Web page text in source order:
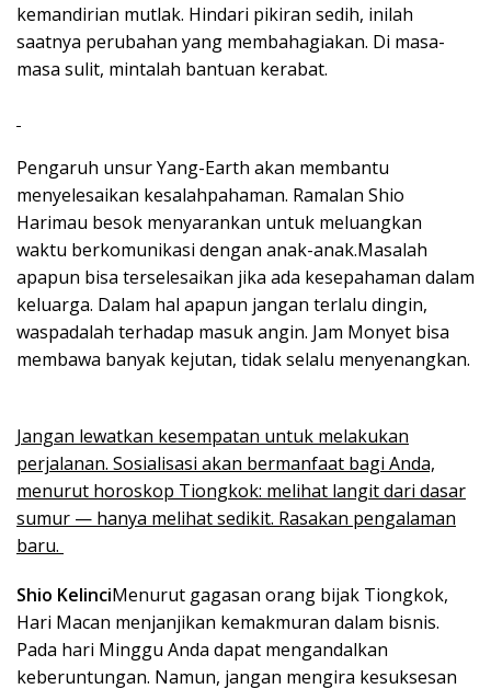
kemandirian mutlak. Hindari pikiran sedih, inilah
saatnya perubahan yang membahagiakan. Di masa-
masa sulit, mintalah bantuan kerabat.
Pengaruh unsur Yang-Earth akan membantu
menyelesaikan kesalahpahaman. Ramalan Shio
Harimau besok menyarankan untuk meluangkan
waktu berkomunikasi dengan anak-anak.Masalah
apapun bisa terselesaikan jika ada kesepahaman dalam
keluarga. Dalam hal apapun jangan terlalu dingin,
waspadalah terhadap masuk angin. Jam Monyet bisa
membawa banyak kejutan, tidak selalu menyenangkan.
Jangan lewatkan kesempatan untuk melakukan
perjalanan. Sosialisasi akan bermanfaat bagi Anda,
menurut horoskop Tiongkok: melihat langit dari dasar
sumur — hanya melihat sedikit. Rasakan pengalaman
baru.
Shio KelinciMenurut gagasan orang bijak Tiongkok,
Hari Macan menjanjikan kemakmuran dalam bisnis.
Pada hari Minggu Anda dapat mengandalkan
keberuntungan. Namun, jangan mengira kesuksesan